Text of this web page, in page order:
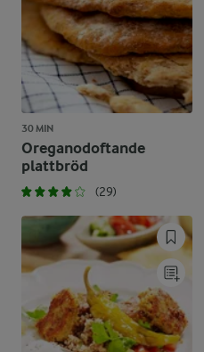
30 MIN
Oreganodoftande
plattbröd
(29)